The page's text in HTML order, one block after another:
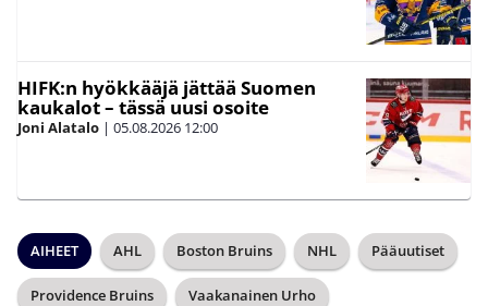
HIFK:n hyökkääjä jättää Suomen
kaukalot – tässä uusi osoite
Joni Alatalo | 05.08.2026 12:00
AIHEET AHL Boston Bruins NHL Pääuutiset
Providence Bruins Vaakanainen Urho